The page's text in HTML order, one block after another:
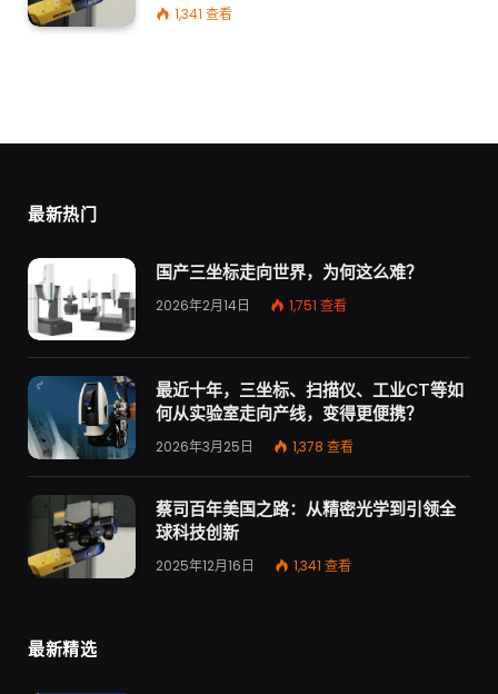
1,341 查看
最新热门
国产三坐标走向世界，为何这么难？
2026年2月14日 1,751 查看
最近十年，三坐标、扫描仪、工业CT等如
何从实验室走向产线，变得更便携？
2026年3月25日 1,378 查看
蔡司百年美国之路：从精密光学到引领全
球科技创新
2025年12月16日 1,341 查看
最新精选